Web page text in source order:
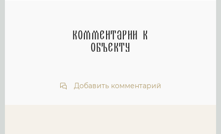
Комментарии к
объекту
Добавить комментарий